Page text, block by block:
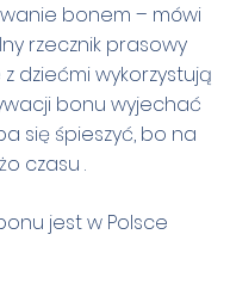
bonem – mówi
rzecznik prasowy
z dziećmi wykorzystują
bonu wyjechać
się śpieszyć, bo na
czasu .
jest w Polsce